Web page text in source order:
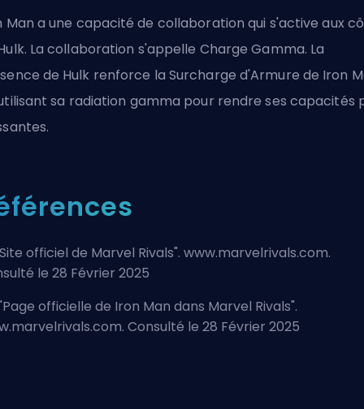
Man a une capacité de collaboration qui s'active aux
La collaboration s'appelle Charge Gamma. La
de Hulk renforce la Surcharge d'Armure de Iron
sa radiation gamma pour rendre ses capacités
Site officiel de Marvel Rivals". www.marvelrivals.com.
le 28 Février 2025
Page officielle de Iron Man dans Marvel Rivals".
Consulté le 28 Février 2025